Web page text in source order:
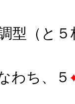
型（と５
５